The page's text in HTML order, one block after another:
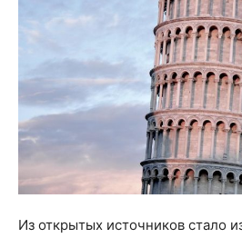
Из открытых источников стало